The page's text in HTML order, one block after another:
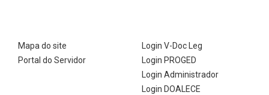
Mapa do site
Portal do Servidor
Login V-Doc Leg
Login PROGED
Login Administrador
Login DOALECE